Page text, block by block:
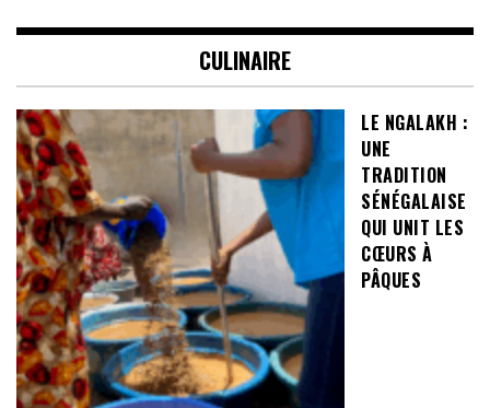
CULINAIRE
LE NGALAKH :
UNE
TRADITION
SÉNÉGALAISE
QUI UNIT LES
CŒURS À
PÂQUES